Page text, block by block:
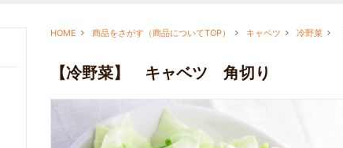
HOME 商品をさがす（商品についてTOP） キャベツ 冷野菜
【冷野菜】 キャベツ 角切り